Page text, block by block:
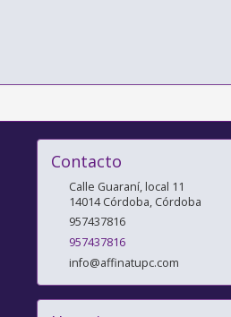
Contacto
Calle Guaraní, local 11
14014 Córdoba, Córdoba
957437816
957437816
info@affinatupc.com